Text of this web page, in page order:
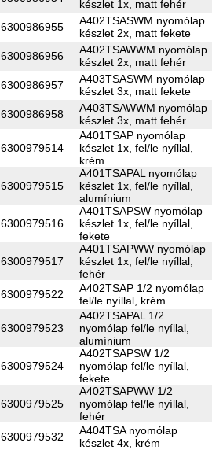
készlet 1x, matt fehér
6300986955
A402TSASWM nyomólap
készlet 2x, matt fekete
6300986956
A402TSAWWM nyomólap
készlet 2x, matt fehér
6300986957
A403TSASWM nyomólap
készlet 3x, matt fekete
6300986958
A403TSAWWM nyomólap
készlet 3x, matt fehér
6300979514
A401TSAP nyomólap
készlet 1x, fel/le nyíllal,
krém
6300979515
A401TSAPAL nyomólap
készlet 1x, fel/le nyíllal,
alumínium
6300979516
A401TSAPSW nyomólap
készlet 1x, fel/le nyíllal,
fekete
6300979517
A401TSAPWW nyomólap
készlet 1x, fel/le nyíllal,
fehér
6300979522
A402TSAP 1/2 nyomólap
fel/le nyíllal, krém
6300979523
A402TSAPAL 1/2
nyomólap fel/le nyíllal,
alumínium
6300979524
A402TSAPSW 1/2
nyomólap fel/le nyíllal,
fekete
6300979525
A402TSAPWW 1/2
nyomólap fel/le nyíllal,
fehér
6300979532
A404TSA nyomólap
készlet 4x, krém